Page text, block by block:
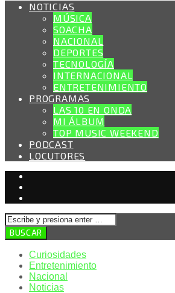
NOTICIAS
MÚSICA
SOACHA
NACIONAL
DEPORTES
TECNOLOGÍA
INTERNACIONAL
ENTRETENIMIENTO
PROGRAMAS
LAS 10 EN ONDA
MI ÁLBUM
TOP MUSIC WEEKEND
PODCAST
LOCUTORES
Curiosidades
Entretenimiento
Nacional
Noticias